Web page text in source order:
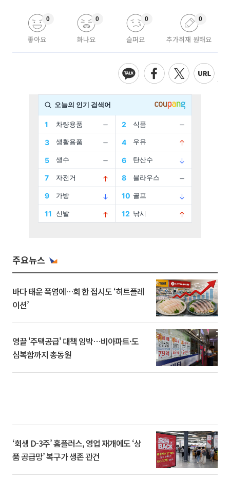
좋아요
0
화나요
0
슬퍼요
0
추가취재 원해요
0
주요뉴스
바다 태운 폭염에…회 한 접시도 ‘히트플레
이션’
영끌 '주택공급' 대책 임박⋯비아파트·도
심복합까지 총동원
‘회생 D-3주’ 홈플러스, 영업 재개에도 ‘상
품 공급망’ 복구가 생존 관건